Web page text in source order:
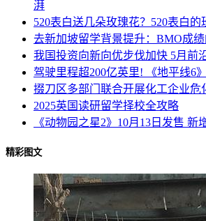
湃
520表白送几朵玫瑰花？520表白的
去新加坡留学背景提升：BMO成
我国投资向新向优步伐加快 5月前
驾驶里程超200亿英里! 《地平线6
掇刀区多部门联合开展化工企业危
2025英国读研留学择校全攻略
《动物园之星2》10月13日发售 新
精彩图文